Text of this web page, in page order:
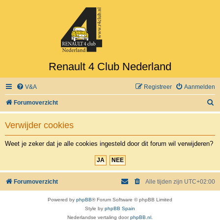
Renault 4 Club Nederland
V&A Aanmelden
Registreer
Forumoverzicht
o
Verwijder cookies
Weet je zeker dat je alle cookies ingesteld door dit forum wil verwijderen?
Forumoverzicht Alle tijden zijn UTC+02:00
Powered by phpBB® Forum Software © phpBB Limited
Style by phpBB Spain
Nederlandse vertaling doorphpBB.nl